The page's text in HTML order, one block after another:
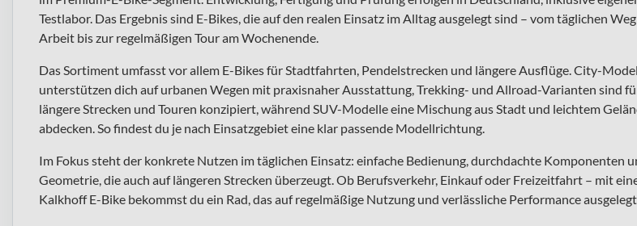
Testlabor. Das Ergebnis sind E-Bikes, die auf den realen Einsatz im Alltag ausgelegt sind – vom täglichen
Arbeit bis zur regelmäßigen Tour am Wochenende.
Das Sortiment umfasst vor allem E-Bikes für Stadtfahrten, Pendelstrecken und längere Ausflüge. City-
unterstützen dich auf urbanen Wegen mit praxisnaher Ausstattung, Trekking- und Allroad-Varianten sind
längere Strecken und Touren konzipiert, während SUV-Modelle eine Mischung aus Stadt und leichtem
abdecken. So findest du je nach Einsatzgebiet eine klar passende Modellrichtung.
Im Fokus steht der konkrete Nutzen im täglichen Einsatz: einfache Bedienung, durchdachte Komponenten
Geometrie, die auch auf längeren Strecken überzeugt. Ob Berufsverkehr, Einkauf oder Freizeitfahrt – mit
Kalkhoff E-Bike bekommst du ein Rad, das auf regelmäßige Nutzung und verlässliche Performance